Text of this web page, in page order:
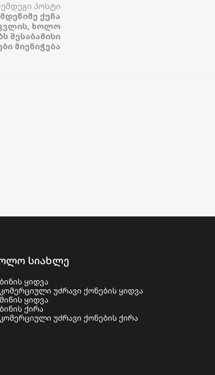
პოსტი
ქუჩა
ხოლო
შესაბამისი
მიენიჭება
სიახლე
ბინის ყიდვა
კომერციული უძრავი ქონების ყიდვა
მიწის ყიდვა
ბინის ქირა
კომერციული უძრავი ქონების ქირა